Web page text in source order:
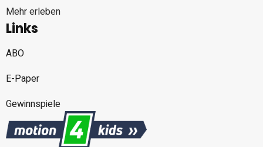
Mehr erleben
Links
ABO
E-Paper
Gewinnspiele